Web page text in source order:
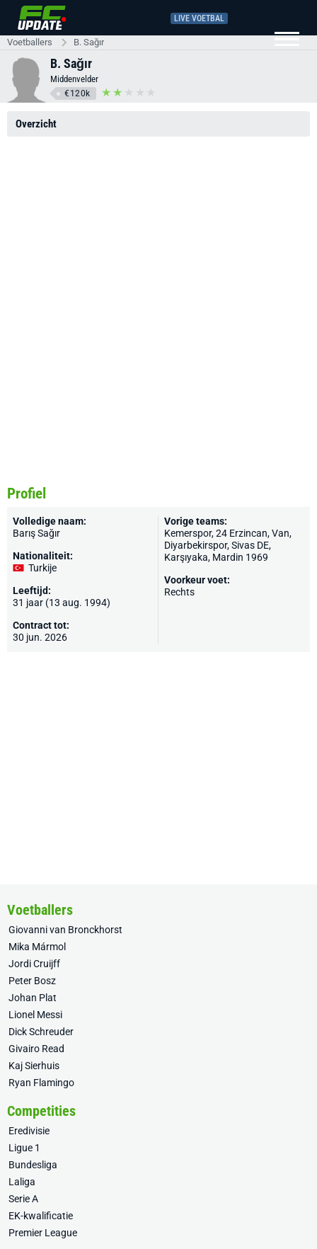
LIVE VOETBAL
Voetballers B. Sağır
B. Sağır
Middenvelder
€120k
Overzicht
Profiel
Volledige naam:
Barış Sağır
Nationaliteit:
Turkije
Leeftijd:
31 jaar (13 aug. 1994)
Contract tot:
30 jun. 2026
Vorige teams:
Kemerspor, 24 Erzincan, Van,
Diyarbekirspor, Sivas DE,
Karşıyaka, Mardin 1969
Voorkeur voet:
Rechts
Voetballers
Giovanni van Bronckhorst
Mika Mármol
Jordi Cruijff
Peter Bosz
Johan Plat
Lionel Messi
Dick Schreuder
Givairo Read
Kaj Sierhuis
Ryan Flamingo
Competities
Eredivisie
Ligue 1
Bundesliga
Laliga
Serie A
EK-kwalificatie
Premier League